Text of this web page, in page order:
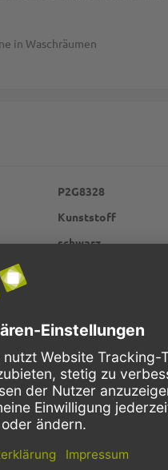
in Waschräumen
P2G8328
Kunststoff
schwarz
Schnelle Lieferung